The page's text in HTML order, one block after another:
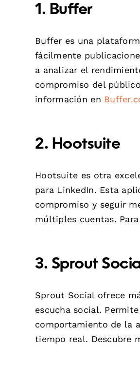
1. Buffer
Buffer es una
fácilmente
a analizar el
compromiso del
información en
2. Hootsuite
Hootsuite es otra
para LinkedIn. Esta
compromiso y seguir
múltiples cuentas.
3. Sprout
Sprout Social ofrece
escucha social.
comportamiento de la
tiempo real. Descubre